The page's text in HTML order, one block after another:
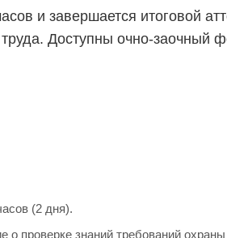
и завершается итоговой
Доступны очно-
(2 дня).
о проверке знаний требований